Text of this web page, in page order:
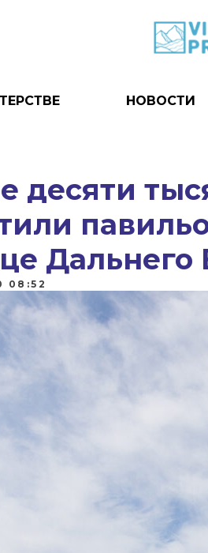
НОВОСТИ
десяти
Дальнего
08:52